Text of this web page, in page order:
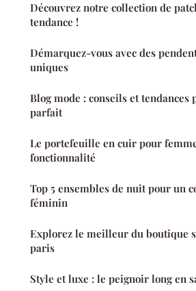
Découvrez notre collection de
tendance !
Démarquez-vous avec des
uniques
Blog mode : conseils et tendances
parfait
Le portefeuille en cuir pour
fonctionnalité
Top 5 ensembles de nuit pour un
féminin
Explorez le meilleur du boutique
paris
Style et luxe : le peignoir long en